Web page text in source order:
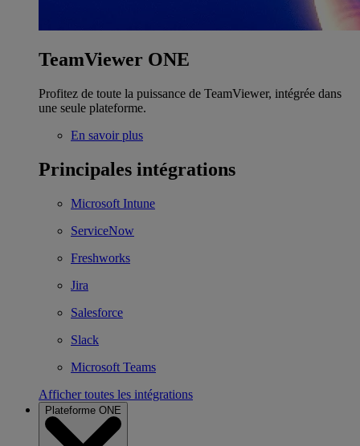
TeamViewer ONE
Profitez de toute la puissance de TeamViewer, intégrée dans
une seule plateforme.
En savoir plus
Principales intégrations
Microsoft Intune
ServiceNow
Freshworks
Jira
Salesforce
Slack
Microsoft Teams
Afficher toutes les intégrations
Plateforme ONE